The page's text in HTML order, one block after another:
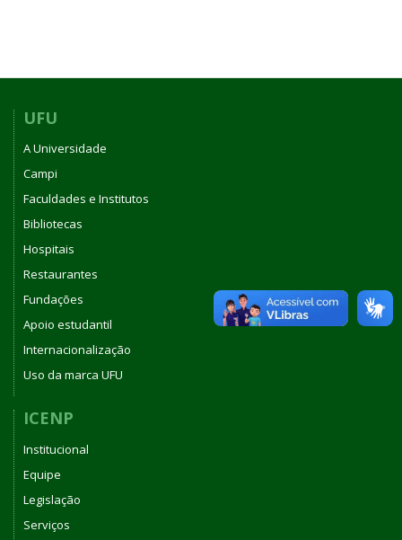
UFU
A Universidade
Campi
Faculdades e Institutos
Bibliotecas
Hospitais
Restaurantes
Fundações
Apoio estudantil
Internacionalização
Uso da marca UFU
ICENP
Institucional
Equipe
Legislação
Serviços